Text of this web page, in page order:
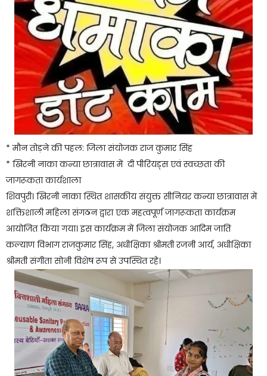
* मौन तोड़ने की पहल: जिला संयोजक राज कुमार सिंह
* खिरनी नाका कन्या छात्रावास में दी पीरियड्स एवं स्वच्छता की
जागरूकता कार्यशाला
शिवपुरी। खिरनी नाका स्थित शासकीय संयुक्त सीनियर कन्या छात्रावास में
शक्तिशाली महिला संगठन द्वारा एक महत्वपूर्ण जागरूकता कार्यक्रम
आयोजित किया गया। इस कार्यक्रम में जिला संयोजक आदिम जाति
कल्याण विभाग राजकुमार सिंह, अधीक्षिका श्रीमती रजनी आर्य, अधीक्षिका
श्रीमती संगीता सोनी विशेष रूप से उपस्थित रहे।